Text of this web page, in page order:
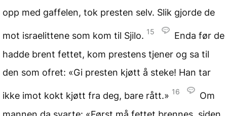
opp med gaffelen, tok presten selv. Slik gjorde de
mot israelittene som kom til Sjilo. 15
Enda før de
hadde brent fettet, kom prestens tjener og sa til
den som ofret: «Gi presten kjøtt å steke! Han tar
ikke imot kokt kjøtt fra deg, bare rått.» 16
Om